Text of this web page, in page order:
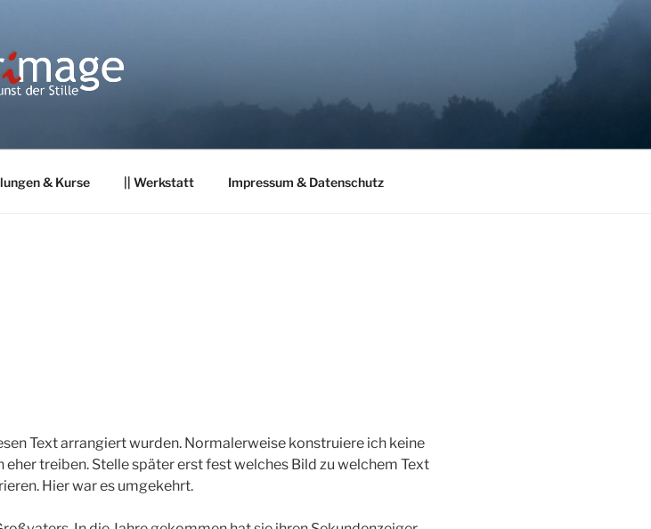
& Kurse || Werkstatt Impressum & Datenschutz
Text arrangiert wurden. Normalerweise konstruiere ich keine
treiben. Stelle später erst fest welches Bild zu welchem Text
Hier war es umgekehrt.